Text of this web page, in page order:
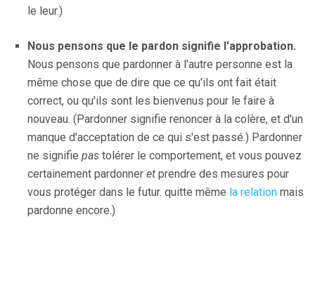
le leur.)
Nous pensons que le pardon signifie l'approbation.
Nous pensons que pardonner à l'autre personne est la
même chose que de dire que ce qu'ils ont fait était
correct, ou qu'ils sont les bienvenus pour le faire à
nouveau. (Pardonner signifie renoncer à la colère, et d'un
manque d'acceptation de ce qui s'est passé.) Pardonner
ne signifie pas tolérer le comportement, et vous pouvez
certainement pardonner et prendre des mesures pour
vous protéger dans le futur. quitte même la relation mais
pardonne encore.)